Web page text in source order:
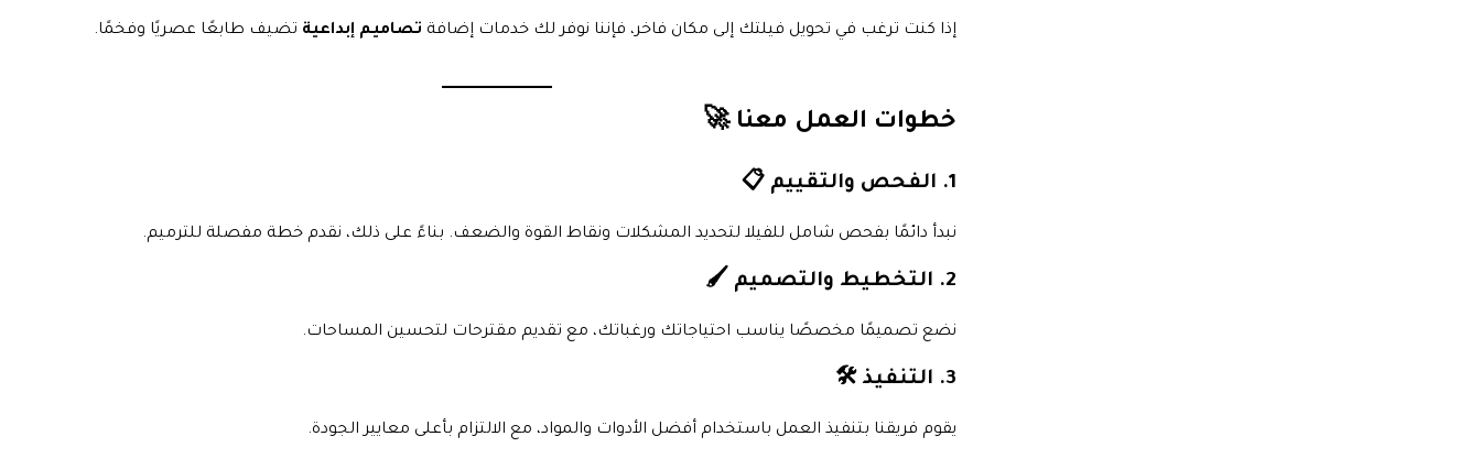
إذا كنت ترغب في تحويل فيلتك إلى مكان فاخر، فإننا نوفر لك خدمات إضافة تصاميم إبداعية تضيف طابعًا عصريًا وفخمًا.
خطوات العمل معنا 🚀
1. الفحص والتقييم 📋
نبدأ دائمًا بفحص شامل للفيلا لتحديد المشكلات ونقاط القوة والضعف. بناءً على ذلك، نقدم خطة مفصلة للترميم.
2. التخطيط والتصميم 🖌️
نضع تصميمًا مخصصًا يناسب احتياجاتك ورغباتك، مع تقديم مقترحات لتحسين المساحات.
3. التنفيذ 🛠️
يقوم فريقنا بتنفيذ العمل باستخدام أفضل الأدوات والمواد، مع الالتزام بأعلى معايير الجودة.